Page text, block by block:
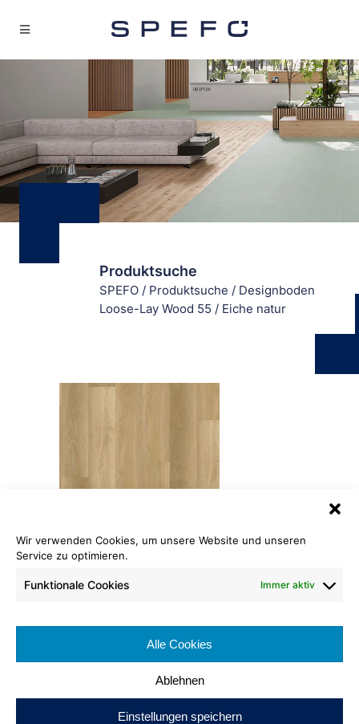
Wir verwenden Cookies, um unsere Website und unseren
Service zu optimieren.
Funktionale Cookies Immer aktiv
Alle Cookies
Ablehnen
Einstellungen speichern
Produktsuche
SPEFO / Produktsuche / Designboden
Loose-Lay Wood 55 / Eiche natur
Eiche natur
Designboden Loose-Lay Wood 55